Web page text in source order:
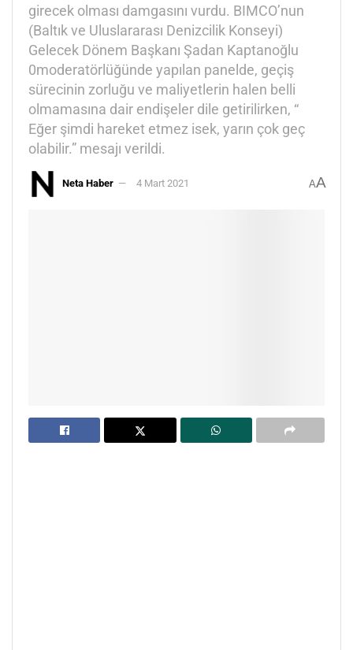
girecek olması damgasını vurdu. BIMCO’nun
(Baltık ve Uluslararası Denizcilik Konseyi)
Gelecek Dönem Başkanı Şadan Kaptanoğlu
0moderatörlüğünde yapılan panelde, geçiş
sürecinin zorluğu ve maliyetlerin halen belli
olmamasına dair endişeler dile getirilirken, “
Eğer şimdi hareket etmez isek, yarın çok geç
olabilir.” mesajı verildi.
Neta Haber 4 Mart 2021 AA